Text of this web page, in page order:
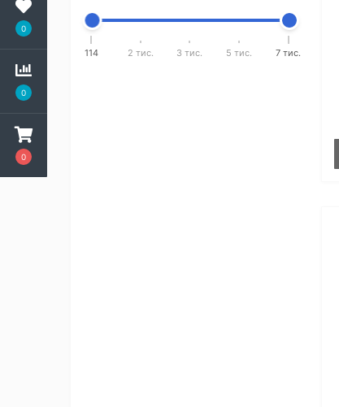
0
0
0
114 2 тис. 3 тис. 5 тис. 7 тис.